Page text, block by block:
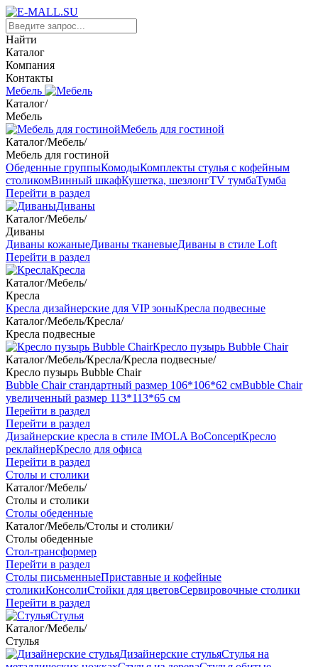
Найти
Каталог
Компания
Контакты
Мебель
Каталог/
Мебель
Мебель для гостиной
Каталог/Мебель/
Мебель для гостиной
Обеденные группыКомодыКомплекты стулья с кофейным
столикомВинный шкафКушетка, шезлонгTV тумбаТумба
Перейти в раздел
Диваны
Каталог/Мебель/
Диваны
Диваны кожаныеДиваны тканевыеДиваны в стиле Loft
Перейти в раздел
Кресла
Каталог/Мебель/
Кресла
Кресла дизайнерские для VIP зоныКресла подвесные
Каталог/Мебель/Кресла/
Кресла подвесные
Кресло пузырь Bubble Chair
Каталог/Мебель/Кресла/Кресла подвесные/
Кресло пузырь Bubble Chair
Bubble Chair стандартный размер 106*106*62 смBubble Chair
увеличенный размер 113*113*65 см
Перейти в раздел
Перейти в раздел
Дизайнерские кресла в стиле IMOLA BoConceptКресло
реклайнерКресло для офиса
Перейти в раздел
Столы и столики
Каталог/Мебель/
Столы и столики
Столы обеденные
Каталог/Мебель/Столы и столики/
Столы обеденные
Стол-трансформер
Перейти в раздел
Столы письменныеПриставные и кофейные
столикиКонсолиСтойки для цветовСервировочные столики
Перейти в раздел
Стулья
Каталог/Мебель/
Стулья
Дизайнерские стульяСтулья на